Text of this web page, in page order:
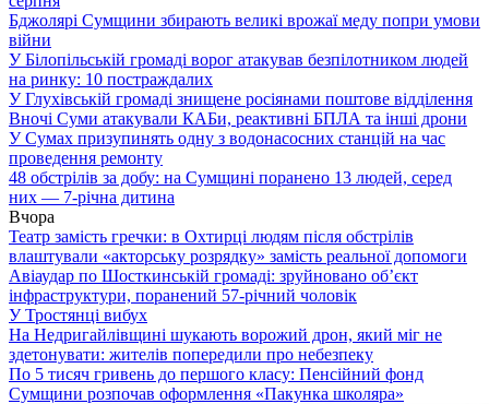
Бджолярі Сумщини збирають великі врожаї меду попри умови
війни
У Білопільській громаді ворог атакував безпілотником людей
на ринку: 10 постраждалих
У Глухівській громаді знищене росіянами поштове відділення
Вночі Суми атакували КАБи, реактивні БПЛА та інші дрони
У Сумах призупинять одну з водонасосних станцій на час
проведення ремонту
48 обстрілів за добу: на Сумщині поранено 13 людей, серед
них — 7-річна дитина
Вчора
Театр замість гречки: в Охтирці людям після обстрілів
влаштували «акторську розрядку» замість реальної допомоги
Авіаудар по Шосткинській громаді: зруйновано об’єкт
інфраструктури, поранений 57-річний чоловік
У Тростянці вибух
На Недригайлівщині шукають ворожий дрон, який міг не
здетонувати: жителів попередили про небезпеку
По 5 тисяч гривень до першого класу: Пенсійний фонд
Сумщини розпочав оформлення «Пакунка школяра»